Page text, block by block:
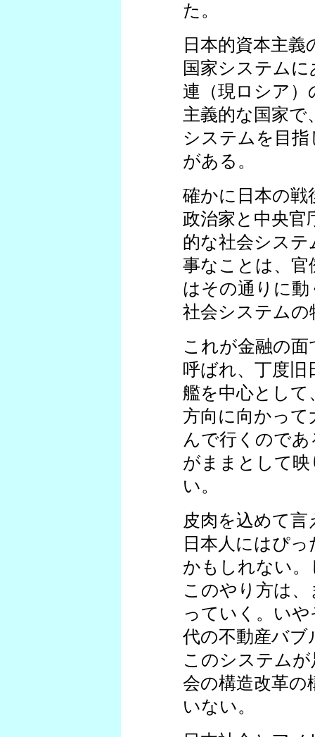
た。
日本的資本主義
国家システム
連（現ロシア）
主義的な国家で
システムを目
がある。
確かに日本の戦
政治家と中央官
的な社会シス
事なことは、官
はその通りに
社会システム
これが金融の
呼ばれ、丁度旧
艦を中心として
方向に向かって
んで行くので
がままとして
い。
皮肉を込めて
日本人にはぴ
かもしれない
このやり方は
っていく。い
代の不動産バブ
このシステム
会の構造改革の
いない。